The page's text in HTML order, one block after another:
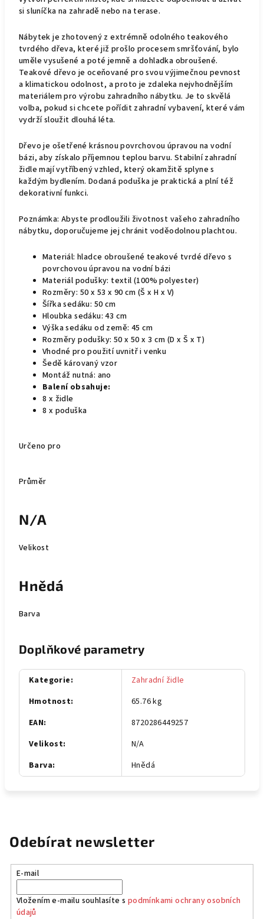
si sluníčka na zahradě nebo na terase.
Nábytek je zhotovený z extrémně odolného teakového
tvrdého dřeva, které již prošlo procesem smršťování, bylo
uměle vysušené a poté jemně a dohladka obroušené.
Teakové dřevo je oceňované pro svou výjimečnou pevnost
a klimatickou odolnost, a proto je zdaleka nejvhodnějším
materiálem pro výrobu zahradního nábytku. Je to skvělá
volba, pokud si chcete pořídit zahradní vybavení, které vám
vydrží sloužit dlouhá léta.
Dřevo je ošetřené krásnou povrchovou úpravou na vodní
bázi, aby získalo příjemnou teplou barvu. Stabilní zahradní
židle mají vytříbený vzhled, který okamžitě splyne s
každým bydlením. Dodaná poduška je praktická a plní též
dekorativní funkci.
Poznámka: Abyste prodloužili životnost vašeho zahradního
nábytku, doporučujeme jej chránit voděodolnou plachtou.
Materiál: hladce obroušené teakové tvrdé dřevo s
povrchovou úpravou na vodní bázi
Materiál podušky: textil (100% polyester)
Rozměry: 50 x 53 x 90 cm (Š x H x V)
Šířka sedáku: 50 cm
Hloubka sedáku: 43 cm
Výška sedáku od země: 45 cm
Rozměry podušky: 50 x 50 x 3 cm (D x Š x T)
Vhodné pro použití uvnitř i venku
Šedě károvaný vzor
Montáž nutná: ano
Balení obsahuje:
8 x židle
8 x poduška
Určeno pro
Průměr
N/A
Velikost
Hnědá
Barva
Doplňkové parametry
Kategorie:
Zahradní židle
Hmotnost:
65.76 kg
EAN:
8720286449257
Velikost:
N/A
Barva: Hnědá
Odebírat newsletter
E-mail
Vložením e-mailu souhlasíte s podmínkami ochrany osobních
údajů